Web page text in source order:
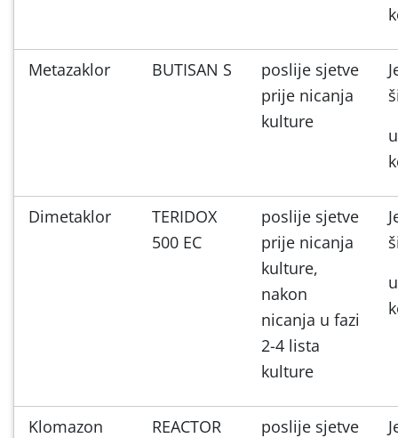
Metazaklor BUTISAN S
poslije sjetve
prije nicanja
kulture
Dimetaklor
TERIDOX
500 EC
poslije sjetve
prije nicanja
kulture,
nakon
nicanja u fazi
2-4 lista
kulture
Klomazon
REACTOR
poslije sjetve